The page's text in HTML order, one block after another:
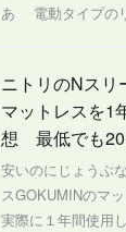
あ 電動タイプの
ニトリのNスリ
マットレスを1
想 最低でも20
安いのにじょうぶ
スGOKUMINのマ
実際に１年間使用